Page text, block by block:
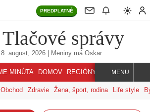
PREDPLATNÉ
Tlačové správy
august, 2026| Meniny má Oskar
MINÚTA DOMOV REGIÓNY INDEX SVET
MENU
Obchod Zdravie Žena, šport, rodina Life style